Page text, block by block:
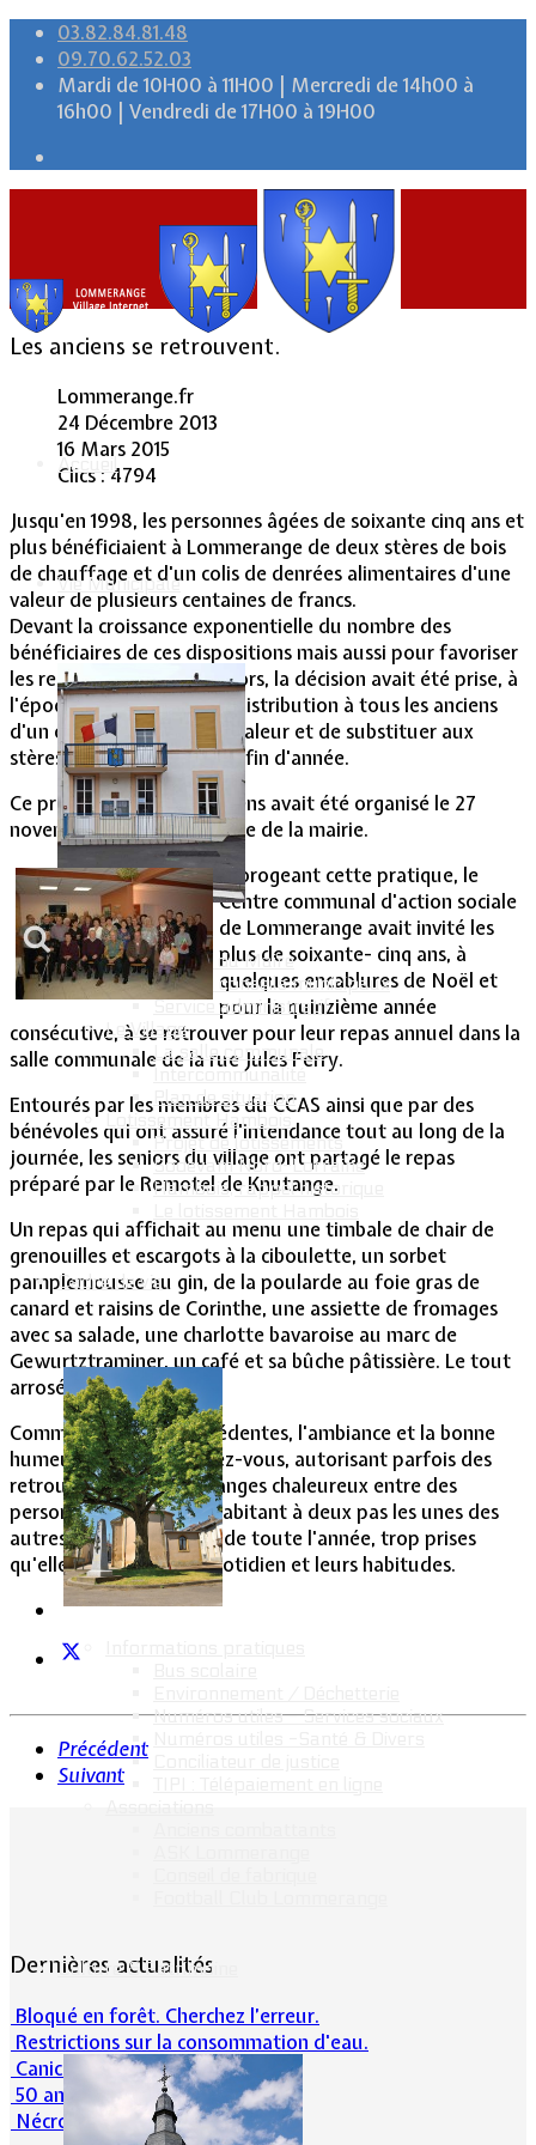
03.82.84.81.48
09.70.62.52.03
Mardi de 10H00 à 11H00 | Mercredi de 14h00 à
16h00 | Vendredi de 17H00 à 19H00
Accueil
Vie Municipale
Votre Mairie
Le mot du Maire
CR des conseils municipaux
Service administratif
Le Village
La salle communale
Intercommunalité
Plan de situation
Lotissement Hambois
Projet de lotissements
Sodevam Nord-Lorraine
Hambois, rappel historique
Cadre de vie
Numéros utiles - Services sociaux
Culture & Patrimoine
Les anciens se retrouvent.
Lommerange.fr
24 Décembre 2013
16 Mars 2015
Clics : 4794
Jusqu'en 1998, les personnes âgées de soixante cinq ans et
plus bénéficiaient à Lommerange de deux stères de bois
de chauffage et d'un colis de denrées alimentaires d'une
valeur de plusieurs centaines de francs.
Devant la croissance exponentielle du nombre des
bénéficiaires de ces dispositions mais aussi pour favoriser
les relations entre les seniors, la décision avait été prise, à
l'époque, de maintenir la distribution à tous les anciens
d'un colis minoré dans sa valeur et de substituer aux
stères de bois un repas de fin d'année.
Ce premier repas des anciens avait été organisé le 27
novembre 1999 dans la salle de la mairie.
Prorogeant cette pratique, le
Centre communal d'action sociale
de Lommerange avait invité les
plus de soixante- cinq ans, à
quelques encablures de Noël et
pour la quinzième année
consécutive, à se retrouver pour leur repas annuel dans la
salle communale de la rue Jules Ferry.
Entourés par les membres du CCAS ainsi que par des
bénévoles qui ont assuré l'intendance tout au long de la
journée, les seniors du village ont partagé le repas
préparé par le Remotel de Knutange.
Un repas qui affichait au menu une timbale de chair de
grenouilles et escargots à la ciboulette, un sorbet
pamplemousse au gin, de la poularde au foie gras de
canard et raisins de Corinthe, une assiette de fromages
avec sa salade, une charlotte bavaroise au marc de
Gewurtztraminer, un café et sa bûche pâtissière. Le tout
arrosé de bons vins.
Comme les années précédentes, l'ambiance et la bonne
humeur furent au rendez-vous, autorisant parfois des
retrouvailles et des échanges chaleureux entre des
personnes qui, bien qu'habitant à deux pas les unes des
autres, ne se voient pas de toute l'année, trop prises
qu'elles sont par leur quotidien et leurs habitudes.
Précédent
Suivant
Dernières actualités
Bloqué en forêt. Cherchez l’erreur.
Restrictions sur la consommation d'eau.
Canicule et milieu naturel
50 ans d’histoires de foot
Nécrologie : Norbert Lacolombe